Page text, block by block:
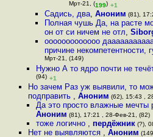
Мрт-21, (199) +1
Садись, два, Аноним (81),
Полная чушь Да, на расте
он от си ничем не отл,
ооооооооооооо
причине некомпетентности,
Мрт-21, (149)
Нужно А то ядро почти не
(94) +1
Но зачем Раз уж выявили, то
подправить , Аноним (62), 15:43 ,
Да это просто влажные
Аноним (81), 17:21 , 28-Фев-21, (82)
тоже логично , пердёжник (?),
Нет не выявляются , Аноним